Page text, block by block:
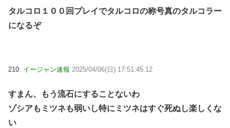
タルコロ１００回プレイでタルコロの称号真のタルコラー
になるぞ
210: イージャン速報 2025/04/06(日) 17:51:45.12
すまん、もう流石にすることないわ
ゾシアもミツネも弱いし特にミツネはすぐ死ぬし楽しくな
い